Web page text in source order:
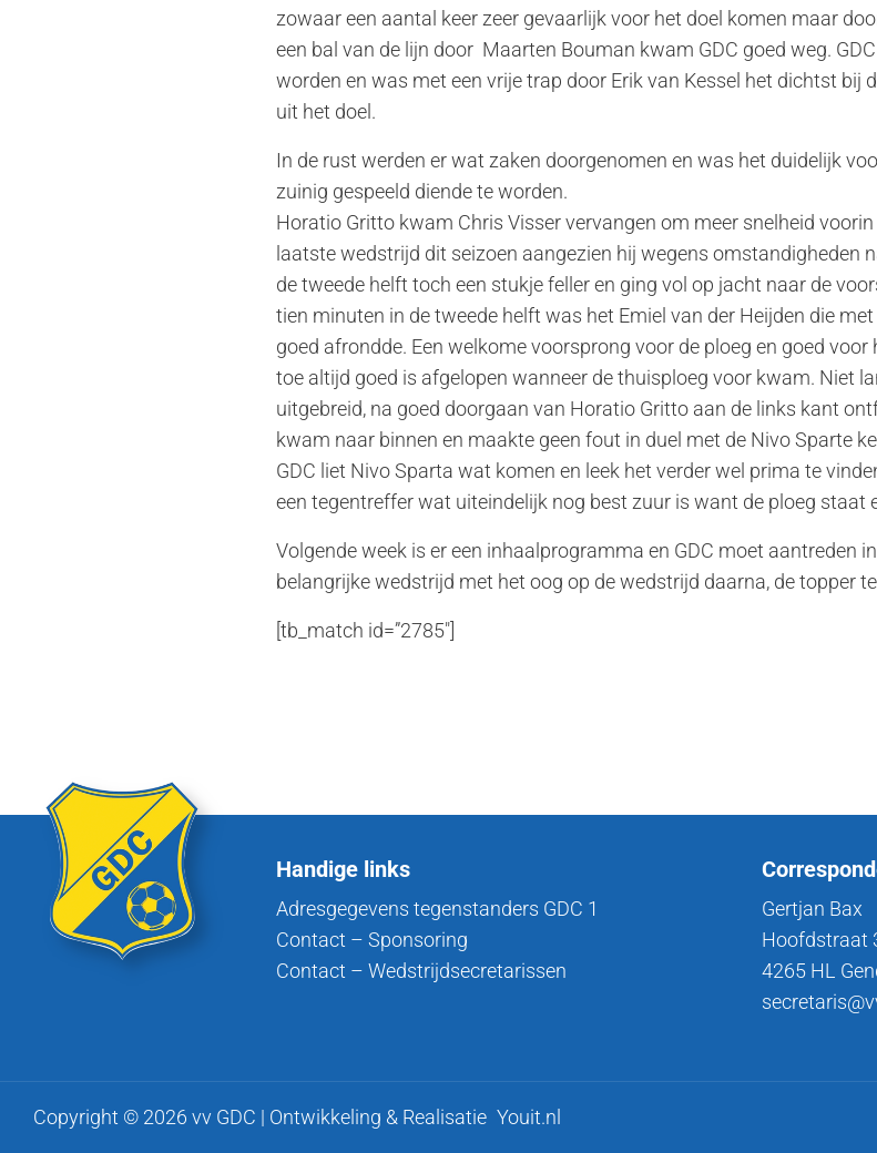
zowaar een aantal keer zeer gevaarlijk voor het doel komen maar
een bal van de lijn door Maarten Bouman kwam GDC goed weg.
worden en was met een vrije trap door Erik van Kessel het dichtst bij
uit het doel.
In de rust werden er wat zaken doorgenomen en was het duidelijk
zuinig gespeeld diende te worden.
Horatio Gritto kwam Chris Visser vervangen om meer snelheid
laatste wedstrijd dit seizoen aangezien hij wegens omstandigheden
de tweede helft toch een stukje feller en ging vol op jacht naar de
tien minuten in de tweede helft was het Emiel van der Heijden die
goed afrondde. Een welkome voorsprong voor de ploeg en goed
toe altijd goed is afgelopen wanneer de thuisploeg voor kwam. Niet
uitgebreid, na goed doorgaan van Horatio Gritto aan de links kant
kwam naar binnen en maakte geen fout in duel met de Nivo Sparte
GDC liet Nivo Sparta wat komen en leek het verder wel prima te
een tegentreffer wat uiteindelijk nog best zuur is want de ploeg staat
Volgende week is er een inhaalprogramma en GDC moet aantreden
belangrijke wedstrijd met het oog op de wedstrijd daarna, de topper
[tb_match id=”2785″]
Handige links
Adresgegevens tegenstanders GDC 1
Contact – Sponsoring
Contact – Wedstrijdsecretarissen
Gertjan Bax
Hoofdstraat
4265 HL
Copyright © 2026 vv GDC | Ontwikkeling & Realisatie Youit.nl